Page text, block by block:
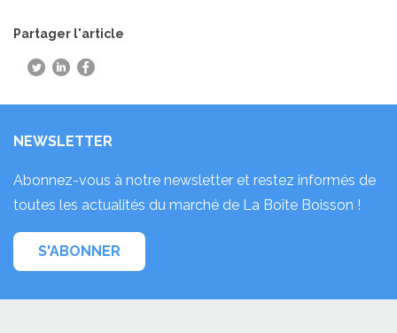
Partager l'article
NEWSLETTER
Abonnez-vous à notre newsletter et restez informés de
toutes les actualités du marché de La Boîte Boisson !
S'ABONNER